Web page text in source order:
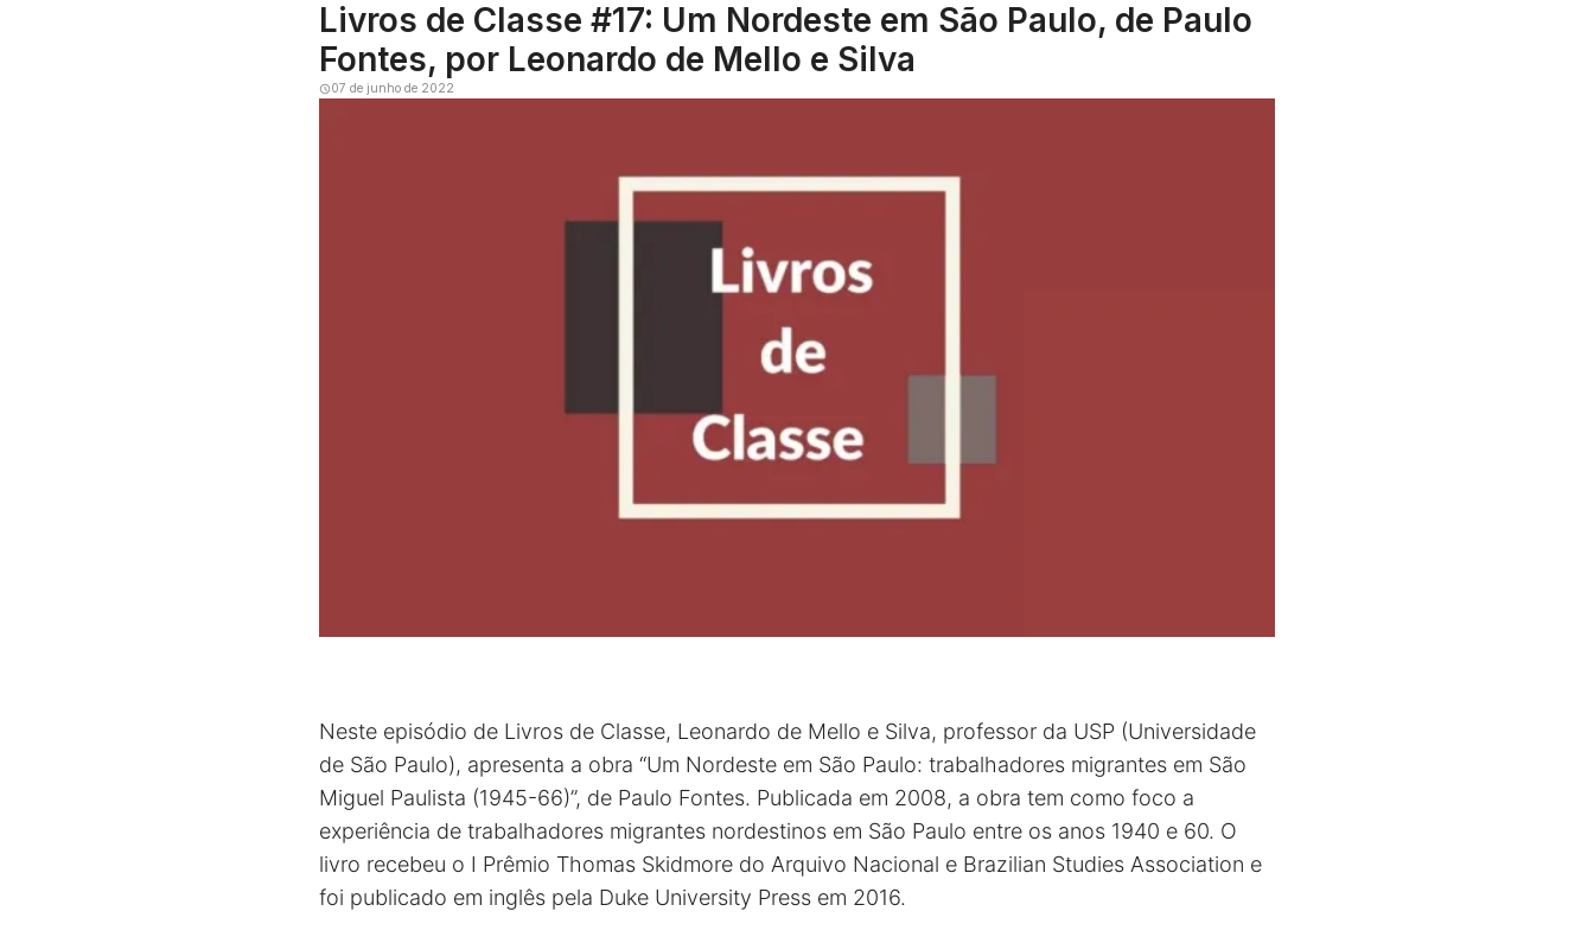
Livros de Classe #17: Um Nordeste em São Paulo, de Paulo
Fontes, por Leonardo de Mello e Silva
07 de junho de 2022
Neste episódio de Livros de Classe, Leonardo de Mello e Silva, professor da USP (Universidade
de São Paulo), apresenta a obra “Um Nordeste em São Paulo: trabalhadores migrantes em São
Miguel Paulista (1945-66)”, de Paulo Fontes. Publicada em 2008, a obra tem como foco a
experiência de trabalhadores migrantes nordestinos em São Paulo entre os anos 1940 e 60. O
livro recebeu o I Prêmio Thomas Skidmore do Arquivo Nacional e Brazilian Studies Association e
foi publicado em inglês pela Duke University Press em 2016.